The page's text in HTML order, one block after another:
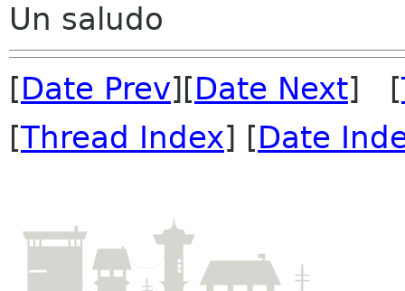
Un saludo
[Date Prev][Date Next] [
[Thread Index] [Date